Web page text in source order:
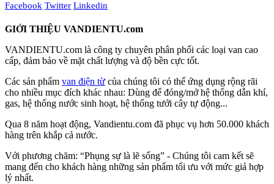
Facebook Twitter Linkedin
GIỚI THIỆU VANDIENTU.com
VANDIENTU.com là công ty chuyên phân phối các loại van cao
cấp, đảm bảo về mặt chất lượng và độ bền cực tốt.
Các sản phẩm van điện từ của chúng tôi có thể ứng dụng rộng rãi
cho nhiều mục đích khác nhau: Dùng để đóng/mở hệ thống dẫn khí,
gas, hệ thống nước sinh hoạt, hệ thống tưới cây tự động...
Qua 8 năm hoạt động, Vandientu.com đã phục vụ hơn 50.000 khách
hàng trên khắp cả nước.
Với phương chăm: “Phụng sự là lẽ sống” - Chúng tôi cam kết sẽ
mang đến cho khách hàng những sản phẩm tối ưu với mức giá hợp
lý nhất.